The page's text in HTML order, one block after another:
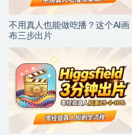
不用真人也能做吃播？这个AI画
布三步出片